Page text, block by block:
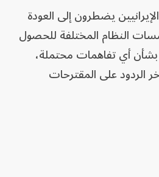
يضطرون إلى العودة
النظام المختلفة للحصول
بشأن أي تفاهمات محتملة،
الردود على المقترحات